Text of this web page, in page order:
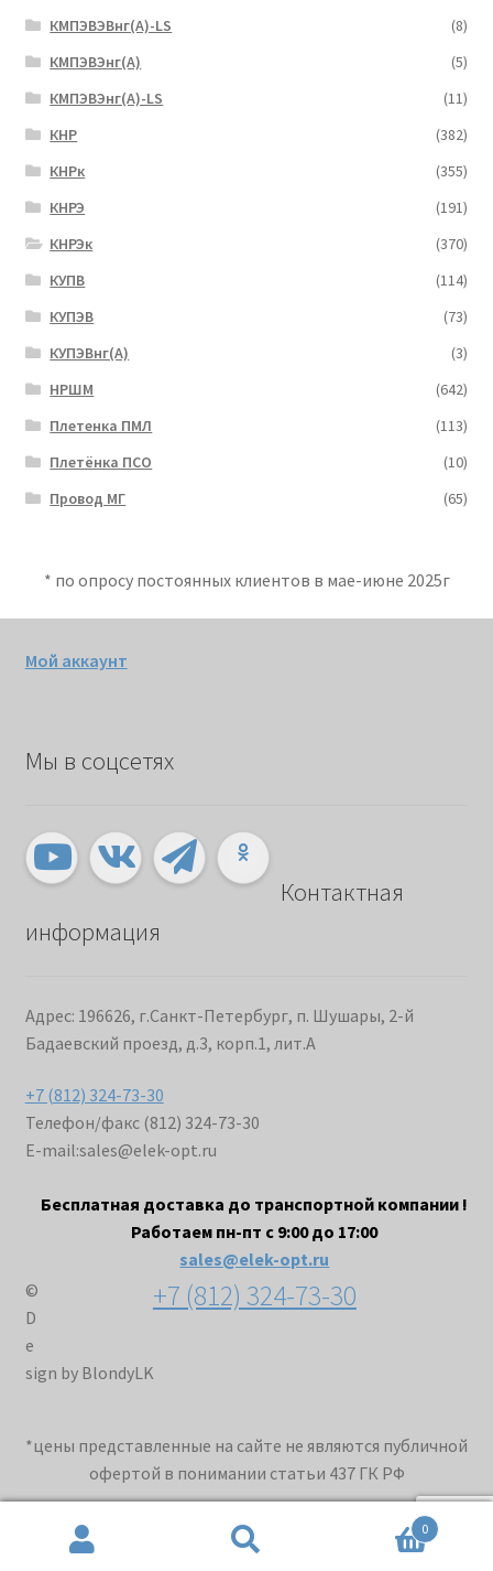
КМПЭВЭВнг(А)-LS
(8)
КМПЭВЭнг(А)
(5)
КМПЭВЭнг(А)-LS
(11)
КНР
(382)
КНРк
(355)
КНРЭ
(191)
КНРЭк
(370)
КУПВ
(114)
КУПЭВ
(73)
КУПЭВнг(А)
(3)
НРШМ
(642)
Плетенка ПМЛ
(113)
Плетёнка ПСО
(10)
Провод МГ
(65)
* по опросу постоянных клиентов в мае-июне 2025г
Мой аккаунт
Мы в соцсетях
Контактная
информация
Адрес: 196626, г.Санкт-Петербург, п. Шушары, 2-й
Бадаевский проезд, д.3, корп.1, лит.А
+7 (812) 324-73-30
Телефон/факс (812) 324-73-30
E-mail:sales@elek-opt.ru
Бесплатная доставка до транспортной компании !
Работаем пн-пт с 9:00 до 17:00
sales@elek-opt.ru
+7 (812) 324-73-30
©
D
e
sign by BlondyLK
0
*цены представленные на сайте не являются публичной
офертой в понимании статьи 437 ГК РФ